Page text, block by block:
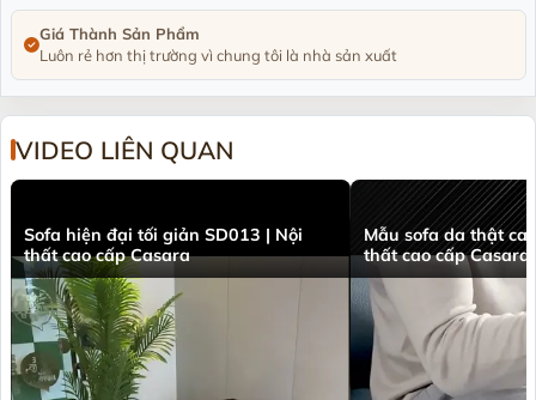
Giá Thành Sản Phẩm
Luôn rẻ hơn thị trường vì chung tôi là nhà sản xuất
VIDEO LIÊN QUAN
Sofa hiện đại tối giản SD013 | Nội
thất cao cấp Casara
Mẫu sofa da thật
thất cao cấp Casara